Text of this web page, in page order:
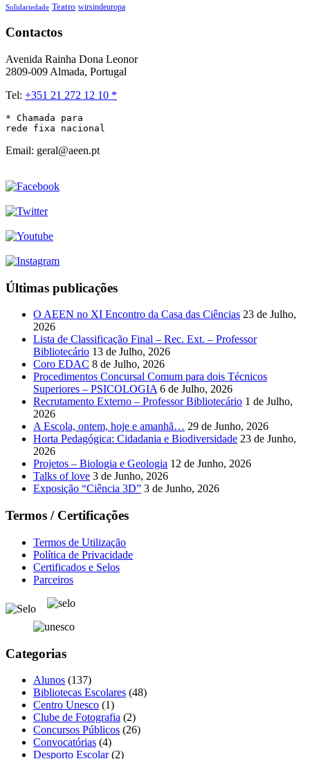
Solidariedade Teatro wirsindeuropa
Contactos
Avenida Rainha Dona Leonor
2809-009 Almada, Portugal
Tel: +351 21 272 12 10 *
* Chamada para
rede fixa nacional
Email: geral@aeen.pt
Últimas publicações
O AEEN no XI Encontro da Casa das Ciências 23 de Julho,
2026
Lista de Classificação Final – Rec. Ext. – Professor
Bibliotecário 13 de Julho, 2026
Coro EDAC 8 de Julho, 2026
Procedimentos Concursal Comum para dois Técnicos
Superiores – PSICOLOGIA 6 de Julho, 2026
Recrutamento Externo – Professor Bibliotecário 1 de Julho,
2026
A Escola, ontem, hoje e amanhã… 29 de Junho, 2026
Horta Pedagógica: Cidadania e Biodiversidade 23 de Junho,
2026
Projetos – Biologia e Geologia 12 de Junho, 2026
Talks of love 3 de Junho, 2026
Exposição “Ciência 3D” 3 de Junho, 2026
Termos / Certificações
Termos de Utilização
Política de Privacidade
Certificados e Selos
Parceiros
Categorias
Alunos (137)
Bibliotecas Escolares (48)
Centro Unesco (1)
Clube de Fotografia (2)
Concursos Públicos (26)
Convocatórias (4)
Desporto Escolar(2)